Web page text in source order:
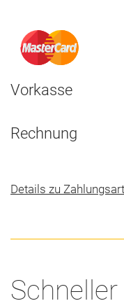
Vorkasse
Rechnung
Details zu